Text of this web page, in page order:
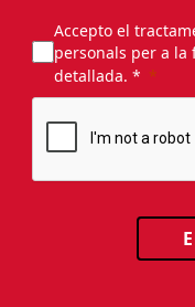
Accepto el
personals per a
detallada. *